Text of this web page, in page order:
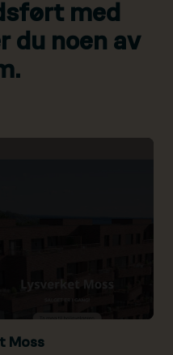
med
du noen av
Moss